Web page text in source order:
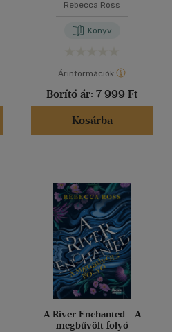
Rebecca Ross
Könyv
Árinformációk
Borító ár: 7 999 Ft
Kosárba
A River Enchanted - A
megbűvölt folyó